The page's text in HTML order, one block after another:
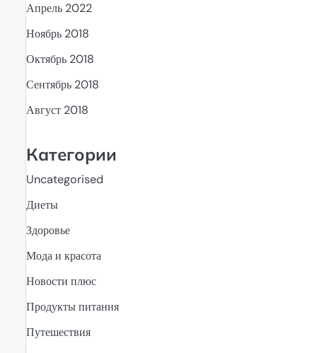
Апрель 2022
Ноябрь 2018
Октябрь 2018
Сентябрь 2018
Август 2018
Категории
Uncategorised
Диеты
Здоровье
Мода и красота
Новости плюс
Продукты питания
Путешествия